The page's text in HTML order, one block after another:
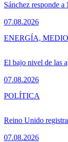
Sánchez responde
07.08.2026
El bajo nivel de las
07.08.2026
ENERGÍA,
Reino Unido
07.08.2026
POLÍTICA